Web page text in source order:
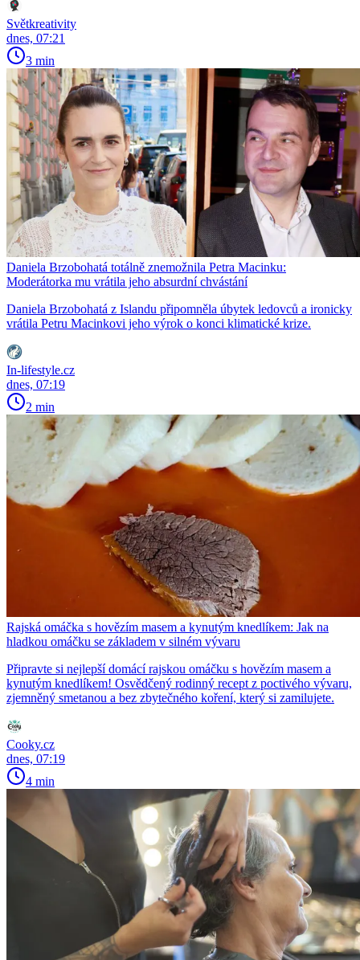
Světkreativity
dnes, 07:21
3 min
Daniela Brzobohatá totálně znemožnila Petra Macinku:
Moderátorka mu vrátila jeho absurdní chvástání
Daniela Brzobohatá z Islandu připomněla úbytek ledovců a ironicky
vrátila Petru Macinkovi jeho výrok o konci klimatické krize.
In-lifestyle.cz
dnes, 07:19
2 min
Rajská omáčka s hovězím masem a kynutým knedlíkem: Jak na
hladkou omáčku se základem v silném vývaru
Připravte si nejlepší domácí rajskou omáčku s hovězím masem a
kynutým knedlíkem! Osvědčený rodinný recept z poctivého vývaru,
zjemněný smetanou a bez zbytečného koření, který si zamilujete.
Cooky.cz
dnes, 07:19
4 min